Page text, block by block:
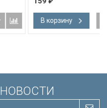
В корзину